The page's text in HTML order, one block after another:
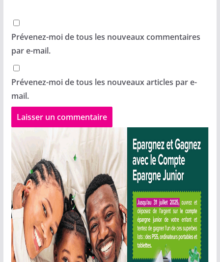
Prévenez-moi de tous les nouveaux commentaires
par e-mail.
Prévenez-moi de tous les nouveaux articles par e-
mail.